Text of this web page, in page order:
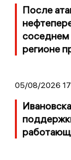
После
соседнем
регионе
05/08/2026